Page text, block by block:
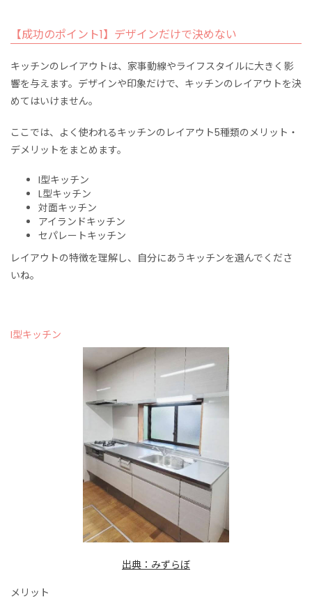
【成功のポイント1】デザインだけで決めない
キッチンのレイアウトは、家事動線やライフスタイルに大きく影
響を与えます。デザインや印象だけで、キッチンのレイアウトを決
めてはいけません。
ここでは、よく使われるキッチンのレイアウト5種類のメリット・
デメリットをまとめます。
I型キッチン
L型キッチン
対面キッチン
アイランドキッチン
セパレートキッチン
レイアウトの特徴を理解し、自分にあうキッチンを選んでくださ
いね。
I型キッチン
出典：みずらぼ
メリット